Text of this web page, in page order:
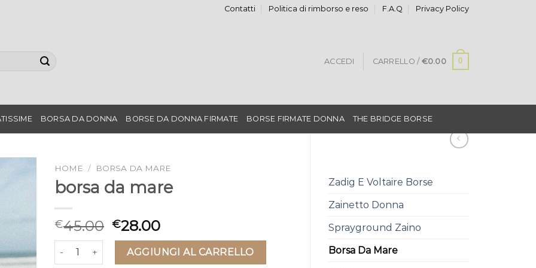
Contatti Politica di rimborso e reso F.A.Q Privacy Policy
ACCEDI CARRELLO / €0.00 0
BORSA DA DONNA BORSE DA DONNA FIRMATE BORSE FIRMATE DONNA THE BRIDGE BORSE
Zadig E Voltaire Borse
Zainetto Donna
Sprayground Zaino
Borsa Da Mare
HOME / BORSA DA MARE
borsa da mare
€45.00 €28.00
borsa da mare quantitàAGGIUNGI AL CARRELLO